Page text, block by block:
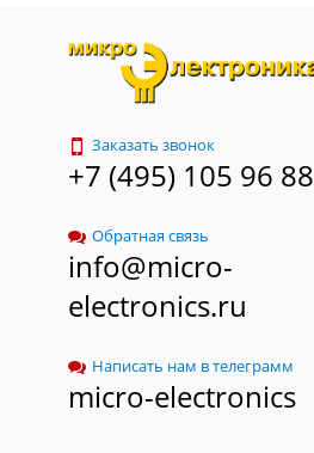
Заказать звонок
+7 (495) 105 96 88
Обратная связь
info@micro-
electronics.ru
Написать нам в телеграмм
micro-electronics